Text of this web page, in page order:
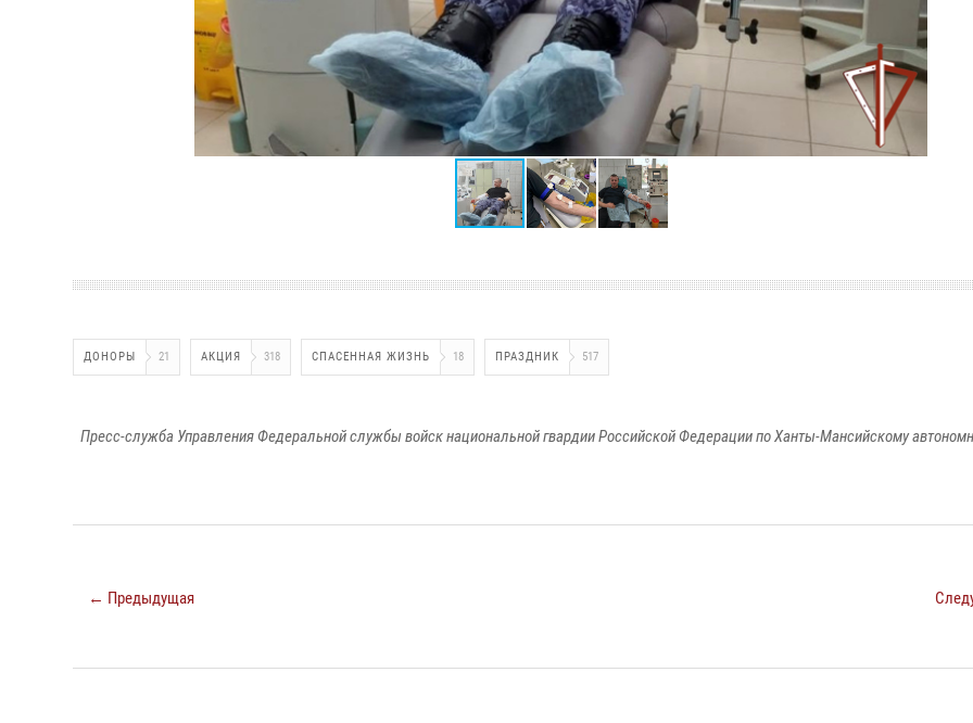
ДОНОРЫ 21 АКЦИЯ 318 СПАСЕННАЯ ЖИЗНЬ 18 ПРАЗДНИК 517
Пресс-служба Управления Федеральной службы войск национальной гвардии Российской Федерации по Ханты-Мансийскому
← Предыдущая